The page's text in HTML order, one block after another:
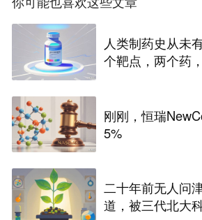
人类制药史从未
个靶点，两个药
刚刚，恒瑞
5%
二十年前无人问
道，被三代北大